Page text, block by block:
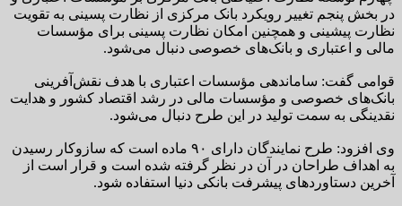
در بخش پنجم تغییر رویکرد بانک مرکزی از نظارت پسینی به تقویت
نظارت پیشینی و همچنین امکان نظارت پسینی برای مؤسسات
مالی و اعتباری و بانک‌های خصوصی دنبال می‌شود.
قوامی گفت: ساماندهی مؤسسات اعتباری با هدف نقش‌آفرینی
بانک‌های خصوصی و مؤسسات مالی در رشد اقتصاد کشور و هدایت
نقدینگی به سمت تولید در این طرح دنبال می‌شود.
وی افزود: طرح نمایندگان دارای ۹۰ ماده است که سازوکار رسیدن
به اهداف طراحان در آن در نظر گرفته شده است و قرار است از
آخرین دستاورد‌های پیشرفت بانکی دنیا استفاده شود.